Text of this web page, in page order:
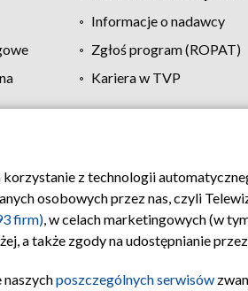
Informacje o nadawcy
Zgłoś program (ROPAT)
Kariera w TVP
prywatności Moje zgody
z technologii
osobowych przez nas, czyli
firm), w celach marketingowych (w
a także zgody na udostępnianie
poszczególnych serwisów